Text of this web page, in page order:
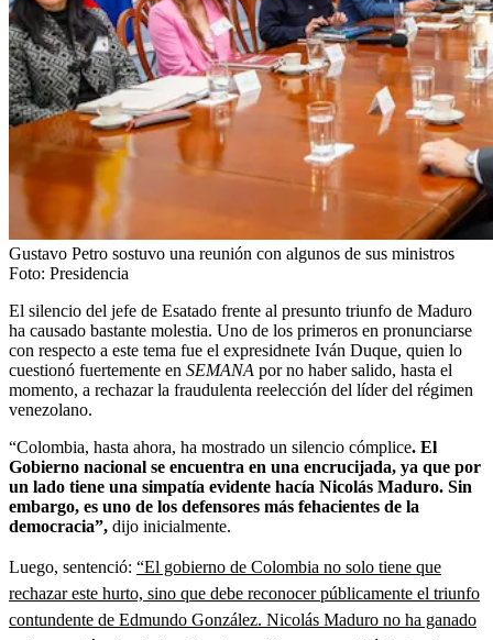
Gustavo Petro sostuvo una reunión con algunos de sus ministros
Foto: Presidencia
El silencio del jefe de Esatado frente al presunto triunfo de Maduro
ha causado bastante molestia. Uno de los primeros en pronunciarse
con respecto a este tema fue el expresidnete Iván Duque, quien lo
cuestionó fuertemente en SEMANA por no haber salido, hasta el
momento, a rechazar la fraudulenta reelección del líder del régimen
venezolano.
“Colombia, hasta ahora, ha mostrado un silencio cómplice. El
Gobierno nacional se encuentra en una encrucijada, ya que por
un lado tiene una simpatía evidente hacía Nicolás Maduro. Sin
embargo, es uno de los defensores más fehacientes de la
democracia”, dijo inicialmente.
Luego, sentenció: “El gobierno de Colombia no solo tiene que
rechazar este hurto, sino que debe reconocer públicamente el triunfo
contundente de Edmundo González. Nicolás Maduro no ha ganado